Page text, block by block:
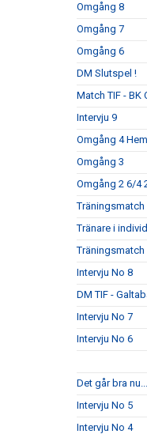
Omgång 8
Omgång 7
Omgång 6
DM Slutspel !
Match TIF - BK
Intervju 9
Omgång 4
Omgång 3
Omgång 2 6/4
Träningsmatch
Tränare i
Intervju No 8
DM TIF -
Intervju No 7
Intervju No 6
Det går bra
Intervju No 5
Intervju No 4